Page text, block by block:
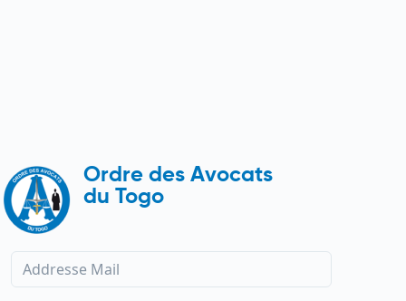
Ordre des Avocats
du Togo